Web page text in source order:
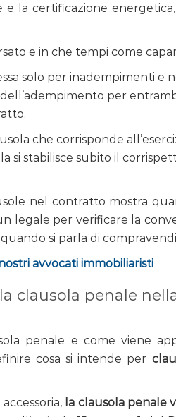
e la certificazione
e in che tempi come
solo per inadempimenti e
per
che corrisponde
si stabilisce subito il
nel contratto mostra
legale per verificare la
si parla di
avvocati immobiliaristi
clausola penale
penale e come viene
cosa si intende per
la clausola penale